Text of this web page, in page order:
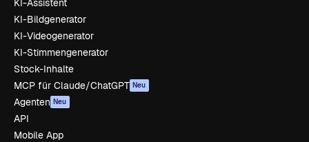
KI-Assistent
KI-Bildgenerator
KI-Videogenerator
KI-Stimmengenerator
Stock-Inhalte
MCP für Claude/ChatGPT Neu
Agenten Neu
API
Mobile App